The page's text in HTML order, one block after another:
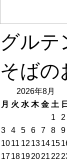
グルテ
そばの
2026年8月
月 火 水 木 金 土 日
1
2
3
4 5 6 7 8
9
1011 12 131415
1718192021 22